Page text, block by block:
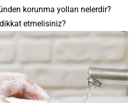
korunma yolları nelerdir?
etmelisiniz?